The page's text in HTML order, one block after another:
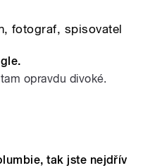
fotograf, spisovatel
opravdu divoké.
tak jste nejdřív